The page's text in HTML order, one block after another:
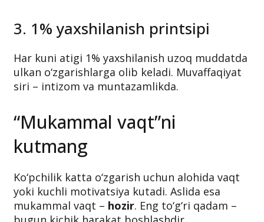
Kichik vazifani boshlash oson. Boshlash oson
bo‘lsa, davom ettirish ham oson bo‘ladi.
3. 1% yaxshilanish printsipi
ulkan o‘zgarishlarga olib keladi. Muvaffaqiyat
siri – intizom va muntazamlikda.
“Mukammal vaqt”ni
kutmang
Ko‘pchilik katta o‘zgarish uchun alohida vaqt